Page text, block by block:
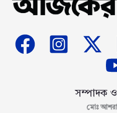
সম্পাদক
মোঃ